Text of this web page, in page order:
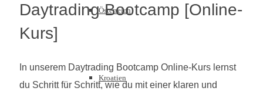
Österreich
Kroatien
Daytrading Bootcamp [Online-
Kurs]
In unserem Daytrading Bootcamp Online-Kurs lernst
du Schritt für Schritt, wie du mit einer klaren und